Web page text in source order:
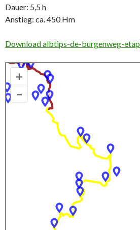
Dauer: 5,5 h
Anstieg: ca. 450 Hm
Download albtips-de-burgenweg-
+
–